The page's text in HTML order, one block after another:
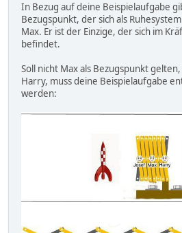
In Bezug auf deine Beispielaufgabe
Bezugspunkt, der sich als
Max. Er ist der Einzige, der sich im
befindet.
Soll nicht Max als Bezugspunkt
Harry, muss deine Beispielaufgabe
werden: